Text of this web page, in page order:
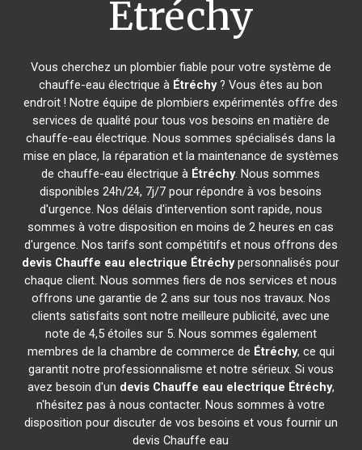
Étréchy
Vous cherchez un plombier fiable pour votre système de
chauffe-eau électrique à Étréchy? Vous êtes au bon
endroit ! Notre équipe de plombiers expérimentés offre des
services de qualité pour tous vos besoins en matière de
chauffe-eau électrique. Nous sommes spécialisés dans la
mise en place, la réparation et la maintenance de systèmes
de chauffe-eau électrique à Étréchy. Nous sommes
disponibles 24h/24, 7j/7 pour répondre à vos besoins
d'urgence. Nos délais d'intervention sont rapide, nous
sommes à votre disposition en moins de 2 heures en cas
d'urgence. Nos tarifs sont compétitifs et nous offrons des
devis Chauffe eau electrique Étréchypersonnalisés pour
chaque client. Nous sommes fiers de nos services et nous
offrons une garantie de 2 ans sur tous nos travaux. Nos
clients satisfaits sont notre meilleure publicité, avec une
note de 4,5 étoiles sur 5. Nous sommes également
membres de la chambre de commerce de Étréchy, ce qui
garantit notre professionnalisme et notre sérieux. Si vous
avez besoin d'un devis Chauffe eau electrique Étréchy,
n'hésitez pas à nous contacter. Nous sommes à votre
disposition pour discuter de vos besoins et vous fournir un
devis Chauffe eau